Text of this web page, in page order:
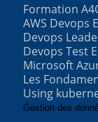
Formation
AWS Devops
Devops
Devops Test
Microsoft
Les
Using
Gestion des